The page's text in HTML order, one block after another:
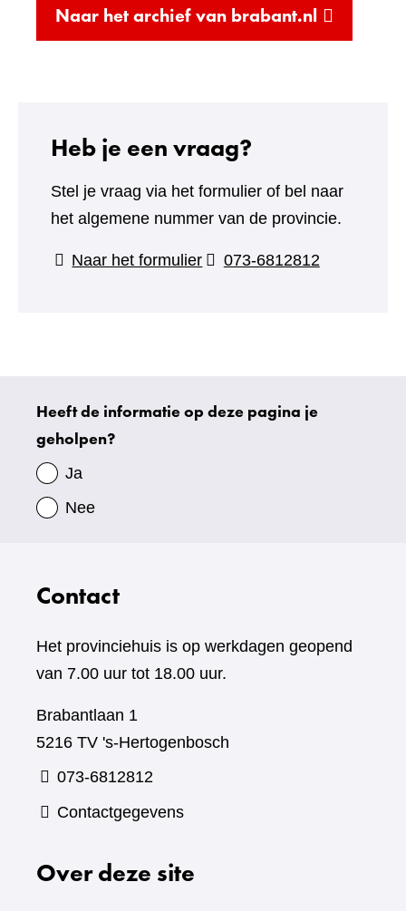
Naar het archief van brabant.nl (verwijst
naar
Heb je een vraag?
Stel je vraag via het formulier of bel naar
het algemene nummer van de provincie.
Naar het formulier(verwijst
073-6812812
Uw
gegevens
Heeft de informatie op deze pagina je
geholpen?
Ja
Nee
Contact
Het provinciehuis is op werkdagen geopend
van 7.00 uur tot 18.00 uur.
Brabantlaan 1
5216 TV 's-Hertogenbosch
073-6812812
Contactgegevens
Over deze site